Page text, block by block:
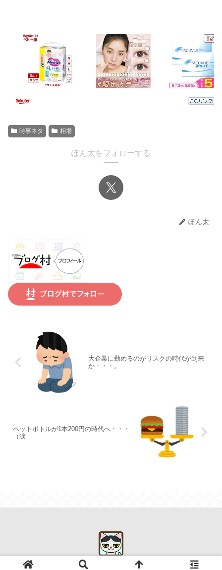
時事ネタ 相場
ぽん太をフォローする
ぽん太
大企業に勤めるのがリスクの時代が到来
か・・・。
ペットボトルが1本200円の時代へ・・・
（涙
© 2019 初心者が始めるアメリカ株式投資.